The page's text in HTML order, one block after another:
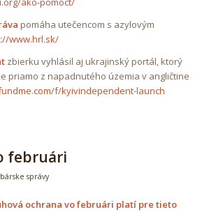
pomáha utečencom s azylovým
www.hrl.sk/
zbierku vyhlásil aj ukrajinský portál, ktorý
priamo z napadnutého územia v angličtine
f/kyivindependent-launch
februári
správy
ochrana vo februári platí pre tieto